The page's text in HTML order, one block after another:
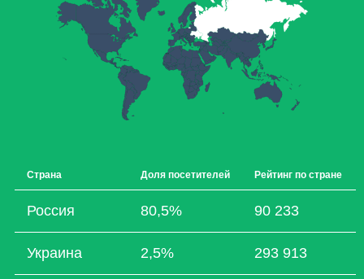
Страна Доля посетителей Рейтинг по стране
Россия 80,5% 90 233
Украина 2,5% 293 913